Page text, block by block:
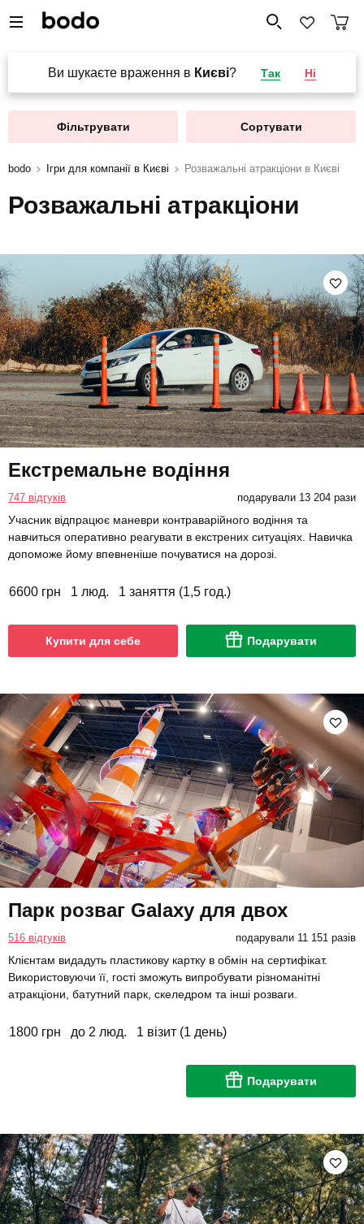
Ви шукаєте враження в Києві? Так Ні
Фільтрувати Сортувати
bodo Ігри для компанії в Києві Розважальні атракціони в Києві
Розважальні атракціони
Екстремальне водіння
747 відгуків подарували 13 204 рази
Учасник відпрацює маневри контраварійного водіння та
навчиться оперативно реагувати в екстрених ситуаціях. Навичка
допоможе йому впевненіше почуватися на дорозі.
6600 грн 1 люд. 1 заняття (1,5 год.)
Купити для себе Подарувати
Парк розваг Galaxy для двох
516 відгуків подарували 11 151 разів
Клієнтам видадуть пластикову картку в обмін на сертифікат.
Використовуючи її, гості зможуть випробувати різноманітні
атракціони, батутний парк, скеледром та інші розваги.
1800 грн до 2 люд. 1 візит (1 день)
Подарувати